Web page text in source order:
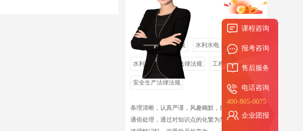
课程咨询
报考咨询
售后服务
电话咨询
400-805-0075
企业团报
护法律制度
时长 20:51
15.第九章-建设工程劳动保障法律制度
16.第十章-建设工程争议解决法律制度
时长 41:59
授课领域 工程法规 水利水电
水利水电工程 法律法规 工程法规
安全生产法律法规
条理清晰，认真严谨，风趣幽默，擅于将复杂问题
通俗处理，通过对知识点的化繁为简，帮助学员快